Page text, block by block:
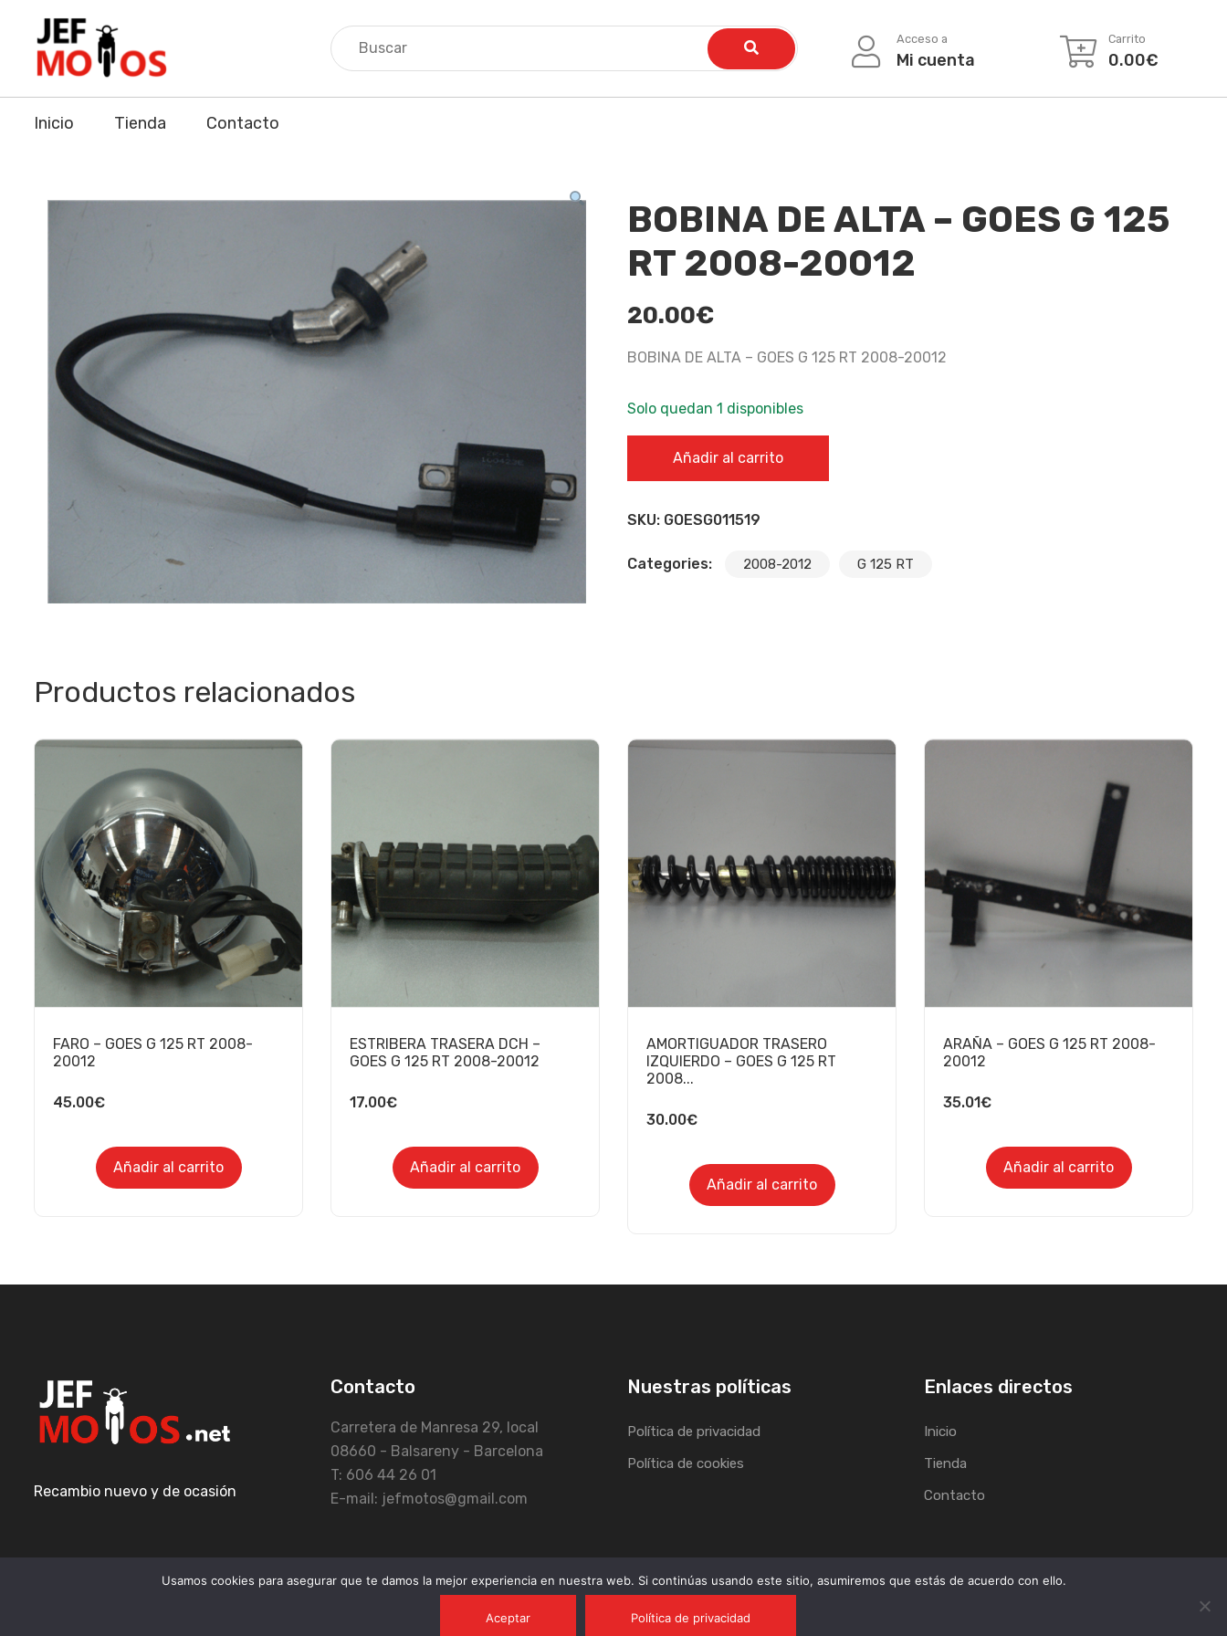
content
Acceso a
Mi cuenta
Carrito
0.00€
Inicio Tienda Contacto
BOBINA DE ALTA – GOES G 125
RT 2008-20012
20.00€
BOBINA DE ALTA – GOES G 125 RT 2008-20012
Solo quedan 1 disponibles
Añadir al carrito
SKU: GOESG011519
Categories: 2008-2012 G 125 RT
Productos relacionados
FARO – GOES G 125 RT 2008-
20012
45.00€
Añadir al carrito
ESTRIBERA TRASERA DCH –
GOES G 125 RT 2008-20012
17.00€
Añadir al carrito
AMORTIGUADOR TRASERO
IZQUIERDO – GOES G 125 RT
2008...
30.00€
Añadir al carrito
ARAÑA – GOES G 125 RT 2008-
20012
35.01€
Añadir al carrito
Recambio nuevo y de ocasión
Contacto
Carretera de Manresa 29, local
08660 - Balsareny - Barcelona
T: 606 44 26 01
E-mail: jefmotos@gmail.com
Nuestras políticas
Política de privacidad
Política de cookies
Enlaces directos
Inicio
Tienda
Contacto
Usamos cookies para asegurar que te damos la mejor experiencia en nuestra web. Si continúas usando este sitio, asumiremos que estás de acuerdo con ello.
Aceptar Política de privacidad